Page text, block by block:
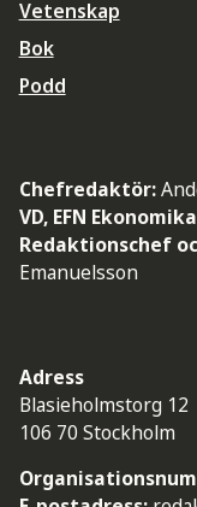
Vetenskap
Bok
Podd
Chefredaktör:
VD, EFN
Redaktionschef
Emanuelsson
Adress
Blasieholmstorg 12
106 70 Stockholm